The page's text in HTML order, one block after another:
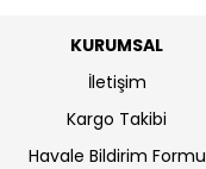
KURUMSAL
İletişim
Kargo Takibi
Havale Bildirim Formu